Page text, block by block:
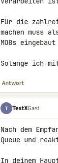
Für die
machen muss
MOBs
Solange ich
Antwort
T TestXGast
Nach dem
Queue und
In deinem